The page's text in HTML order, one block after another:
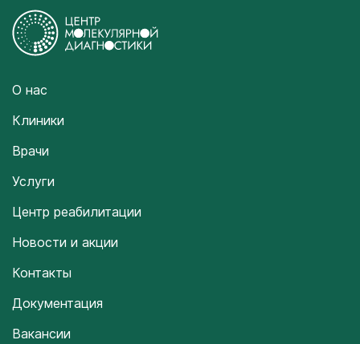
О нас
Клиники
Врачи
Услуги
Центр реабилитации
Новости и акции
Контакты
Документация
Вакансии